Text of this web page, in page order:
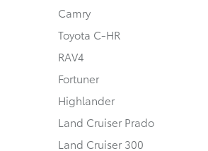
Camry
Toyota C-HR
RAV4
Fortuner
Highlander
Land Cruiser Prado
Land Cruiser 300